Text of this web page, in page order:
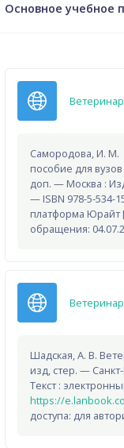
Основное учебное
Самородова, И. М.
пособие для
доп. — Москва :
— ISBN 978-5-534-
платформа Юрайт
обращения:
Шадская, А. В.
изд, стер. —
Текст :
https://
доступа: для